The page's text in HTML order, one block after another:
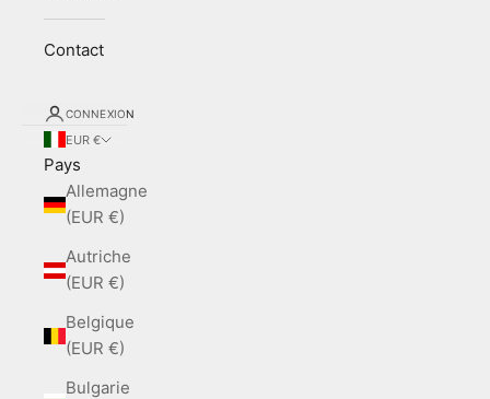
Contact
CONNEXION
EUR €
Pays
Allemagne
(EUR €)
Autriche
(EUR €)
Belgique
(EUR €)
Bulgarie